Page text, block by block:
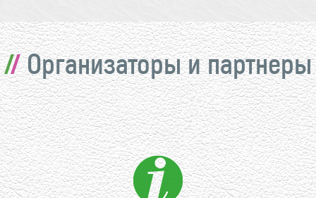
Организаторы и партнеры